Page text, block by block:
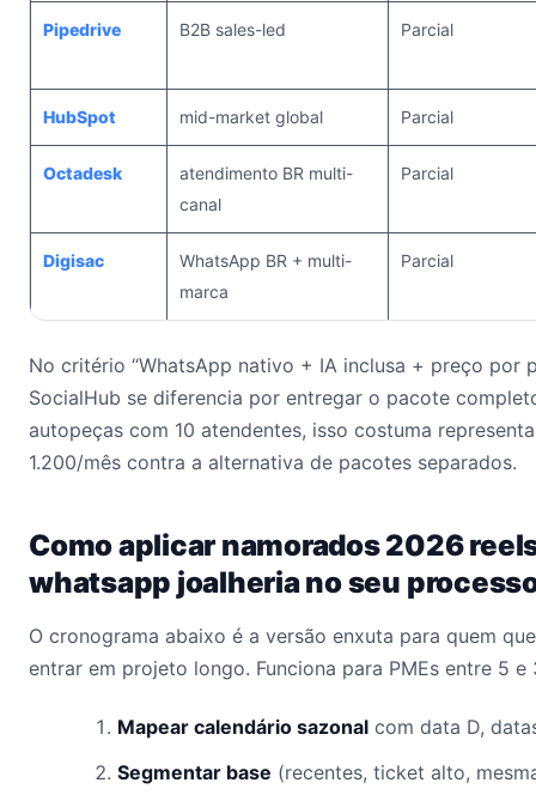
Pipedrive B2B sales-led Parcial
HubSpot mid-market global Parcial
Octadesk
atendimento BR multi-
canal
Parcial
Digisac
WhatsApp BR + multi-
marca
Parcial
No critério “WhatsApp nativo + IA inclusa + preço por
SocialHub se diferencia por entregar o pacote
autopeças com 10 atendentes, isso costuma
1.200/mês contra a alternativa de pacotes separados.
Como aplicar namorados 2026
whatsapp joalheria no seu
O cronograma abaixo é a versão enxuta para quem
entrar em projeto longo. Funciona para PMEs entre 5 e
Mapear calendário sazonal com data D,
Segmentar base (recentes, ticket alto,